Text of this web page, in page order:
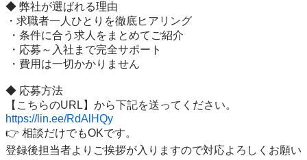
◆ 弊社が選ばれる理由
・求職者一人ひとりを徹底ヒアリング
◆ 応募方法
https://lin.ee/RdAlHQy
👉 相談だけでもOKです。
登録後担当者よりご挨拶が入りますので対応よろしくお願い